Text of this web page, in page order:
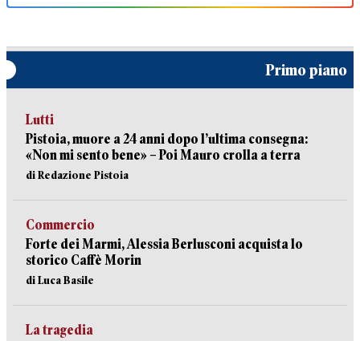
Primo piano
Lutti
Pistoia, muore a 24 anni dopo l’ultima consegna:
«Non mi sento bene» – Poi Mauro crolla a terra
di Redazione Pistoia
Commercio
Forte dei Marmi, Alessia Berlusconi acquista lo
storico Caffè Morin
di Luca Basile
La tragedia